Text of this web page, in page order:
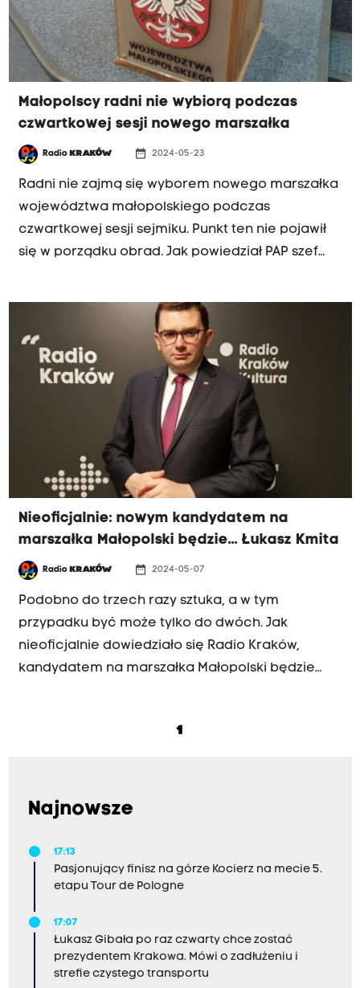
Małopolscy radni nie wybiorą podczas
czwartkowej sesji nowego marszałka
Radio KRAKÓW date_range 2024-05-23
Radni nie zajmą się wyborem nowego marszałka
województwa małopolskiego podczas
czwartkowej sesji sejmiku. Punkt ten nie pojawił
się w porządku obrad. Jak powiedział PAP szef
pozostaje poseł Łukasz Kmita.
Nieoficjalnie: nowym kandydatem na
marszałka Małopolski będzie... Łukasz Kmita
Radio KRAKÓW date_range 2024-05-07
Podobno do trzech razy sztuka, a w tym
przypadku być może tylko do dwóch. Jak
nieoficjalnie dowiedziało się Radio Kraków,
kandydatem na marszałka Małopolski będzie
kandydatem rekomendowanym przez Prawo i
1
Najnowsze
17:13
Pasjonujący finisz na górze Kocierz na mecie 5.
etapu Tour de Pologne
17:07
Łukasz Gibała po raz czwarty chce zostać
prezydentem Krakowa. Mówi o zadłużeniu i
strefie czystego transportu